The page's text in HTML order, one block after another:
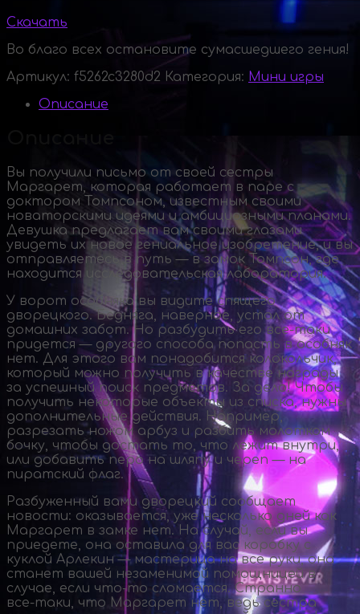
Скачать
Во благо всех остановите сумасшедшего гения!
Артикул: f5262c3280d2 Категория: Мини игры
Описание
Вы получили письмо от своей сестры
Маргарет, которая работает в паре с
доктором Томпсоном, известным своими
новаторскими идеями и амбициозными планами.
Девушка предлагает вам своими глазами
увидеть их новое гениальное изобретение, и вы
отправляетесь в путь — в замок Томпсон, где
находится исследовательская лаборатория.
У ворот особняка вы видите спящего
дворецкого. Бедняга, наверное, устал от
домашних забот. Но разбудить еговсе-таки
придется — другого способа попасть в особняк
нет. Для этого вам понадобится колокольчик,
который можно получить в качестве награды
за успешный поиск предметов. За дело! Чтобы
получить некоторые объекты из списка, нужны
дополнительные действия. Например,
разрезать ножом арбуз и разбить молотком
бочку, чтобы достать то, что лежит внутри,
или добавить перо на шляпу и череп — на
пиратский флаг.
Разбуженный вами дворецкий сообщает
новости: оказывается, уже несколько дней как
Маргарет в замке нет. На случай, если вы
приедете, она оставила для вас коробку с
куклой Арлекин — мастерица на все руки, она
станет вашей незаменимой помощницей в
случае, если что-то сломается. Странно
все-таки, что Маргарет нет, ведь сестра